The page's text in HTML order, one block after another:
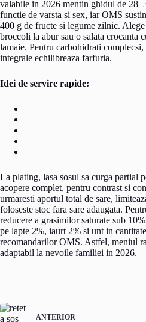
valabile in 2026 mentin ghidul de
functie de varsta si sex, iar OMS
400 g de fructe si legume zilnic.
broccoli la abur sau o salata crocanta
lamaie. Pentru carbohidrati
integrale echilibreaza farfuria.
Idei de servire rapide:
La plating, lasa sosul sa curga partial
acopere complet, pentru contrast si
urmaresti aportul total de sare,
foloseste stoc fara sare adaugata.
reducere a grasimilor saturate sub
pe lapte 2%, iaurt 2% si unt in
recomandarilor OMS. Astfel, meniul
adaptabil la nevoile familiei in 2026.
ANTERIOR